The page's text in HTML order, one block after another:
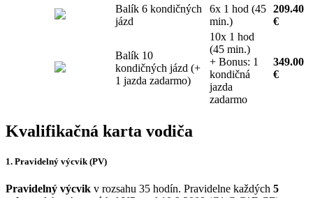
Balík 6 kondičných
jázd
6x 1 hod (45
min.)
209.40
€
Balík 10
kondičných jázd (+
1 jazda zadarmo)
10x 1 hod
(45 min.)
+ Bonus: 1
kondičná
jazda
zadarmo
349.00
€
Kvalifikačná karta vodiča
1. Pravidelný výcvik (PV)
Pravidelný výcvik v rozsahu 35 hodín. Pravidelne každých 5